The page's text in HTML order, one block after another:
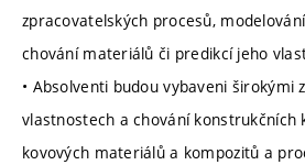
zpracovatelských procesů,
chování materiálů či predikcí jeho
• Absolventi budou vybaveni širokými
vlastnostech a chování konstrukčních
kovových materiálů a kompozitů a